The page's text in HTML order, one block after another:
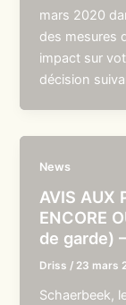
mars 2020
des mesures
impact sur
décision
News
AVIS AUX
ENCORE
de garde)
Driss / 23 mars
Schaerbeek,